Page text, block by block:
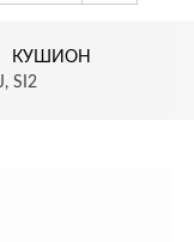
КУШИОН
SI2